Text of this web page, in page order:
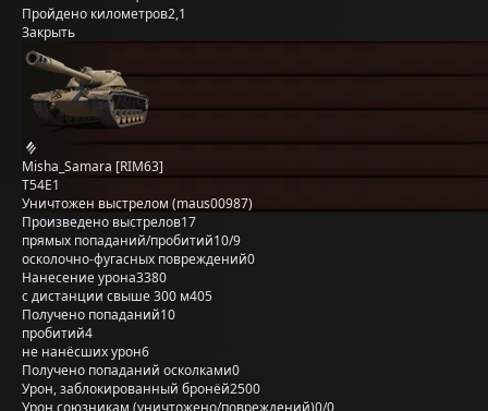
Пройдено километров2,1
Закрыть
Misha_Samara [RIM63]
T54E1
Уничтожен выстрелом (maus00987)
Произведено выстрелов17
прямых попаданий/пробитий10/9
осколочно-фугасных повреждений0
Нанесение урона3380
с дистанции свыше 300 м405
Получено попаданий10
пробитий4
не нанёсших урон6
Получено попаданий осколками0
Урон, заблокированный бронёй2500
Урон союзникам (уничтожено/повреждений)0/0